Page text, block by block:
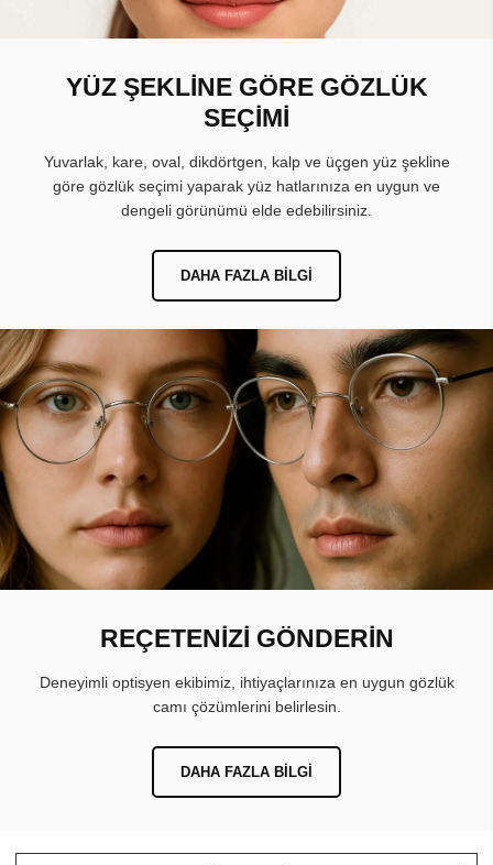
YÜZ ŞEKLİNE GÖRE GÖZLÜK
SEÇİMİ
Yuvarlak, kare, oval, dikdörtgen, kalp ve üçgen yüz şekline
göre gözlük seçimi yaparak yüz hatlarınıza en uygun ve
dengeli görünümü elde edebilirsiniz.
DAHA FAZLA BILGI
REÇETENİZİ GÖNDERİN
Deneyimli optisyen ekibimiz, ihtiyaçlarınıza en uygun gözlük
camı çözümlerini belirlesin.
DAHA FAZLA BILGI